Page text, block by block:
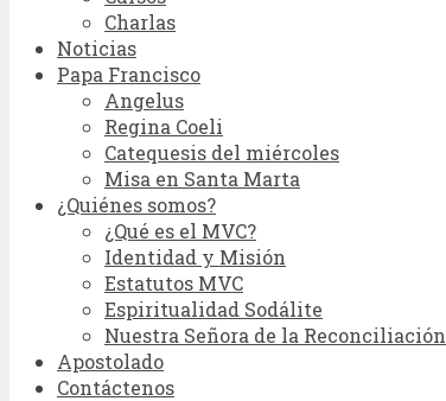
Charlas
Noticias
Papa Francisco
Angelus
Regina Coeli
Catequesis del miércoles
Misa en Santa Marta
¿Quiénes somos?
¿Qué es el MVC?
Identidad y Misión
Estatutos MVC
Espiritualidad Sodálite
Nuestra Señora de la Reconciliación
Apostolado
Contáctenos